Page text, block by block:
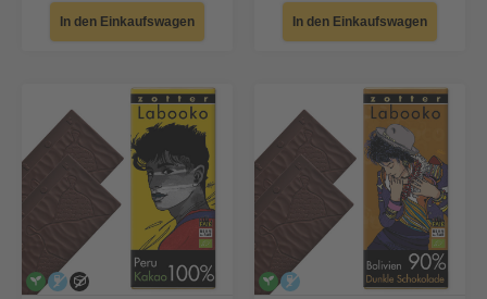
In den Einkaufswagen In den Einkaufswagen
veganalkoholfrei
ohne Zuckerzugabe veganalkoholfrei